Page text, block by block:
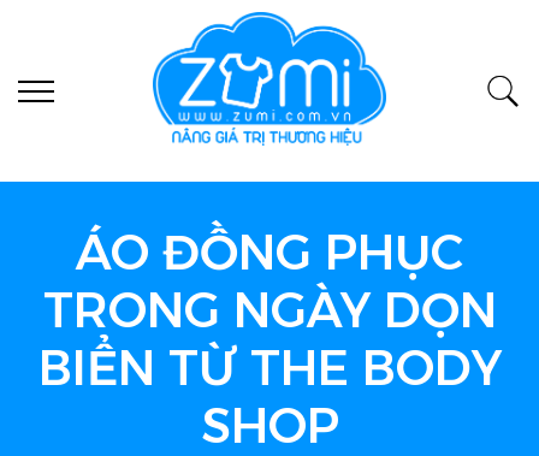
ÁO ĐỒNG PHỤC
TRONG NGÀY DỌN
BIỂN TỪ THE BODY
SHOP